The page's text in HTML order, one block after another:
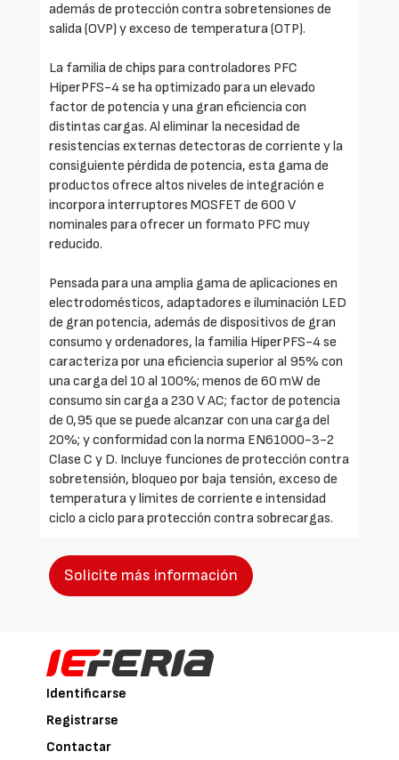
además de protección contra sobretensiones de
salida (OVP) y exceso de temperatura (OTP).
La familia de chips para controladores PFC
HiperPFS-4 se ha optimizado para un elevado
factor de potencia y una gran eficiencia con
distintas cargas. Al eliminar la necesidad de
resistencias externas detectoras de corriente y la
consiguiente pérdida de potencia, esta gama de
productos ofrece altos niveles de integración e
incorpora interruptores MOSFET de 600 V
nominales para ofrecer un formato PFC muy
reducido.
Pensada para una amplia gama de aplicaciones en
electrodomésticos, adaptadores e iluminación LED
de gran potencia, además de dispositivos de gran
consumo y ordenadores, la familia HiperPFS-4 se
caracteriza por una eficiencia superior al 95% con
una carga del 10 al 100%; menos de 60 mW de
consumo sin carga a 230 V AC; factor de potencia
de 0,95 que se puede alcanzar con una carga del
20%; y conformidad con la norma EN61000-3-2
Clase C y D. Incluye funciones de protección contra
sobretensión, bloqueo por baja tensión, exceso de
temperatura y límites de corriente e intensidad
ciclo a ciclo para protección contra sobrecargas.
Solicite más información
Identificarse
Registrarse
Contactar